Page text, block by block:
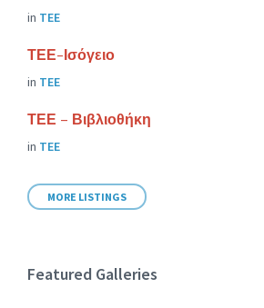
in ΤΕΕ
ΤΕΕ-Ισόγειο
in ΤΕΕ
ΤΕΕ – Βιβλιοθήκη
in ΤΕΕ
MORE LISTINGS
Featured Galleries